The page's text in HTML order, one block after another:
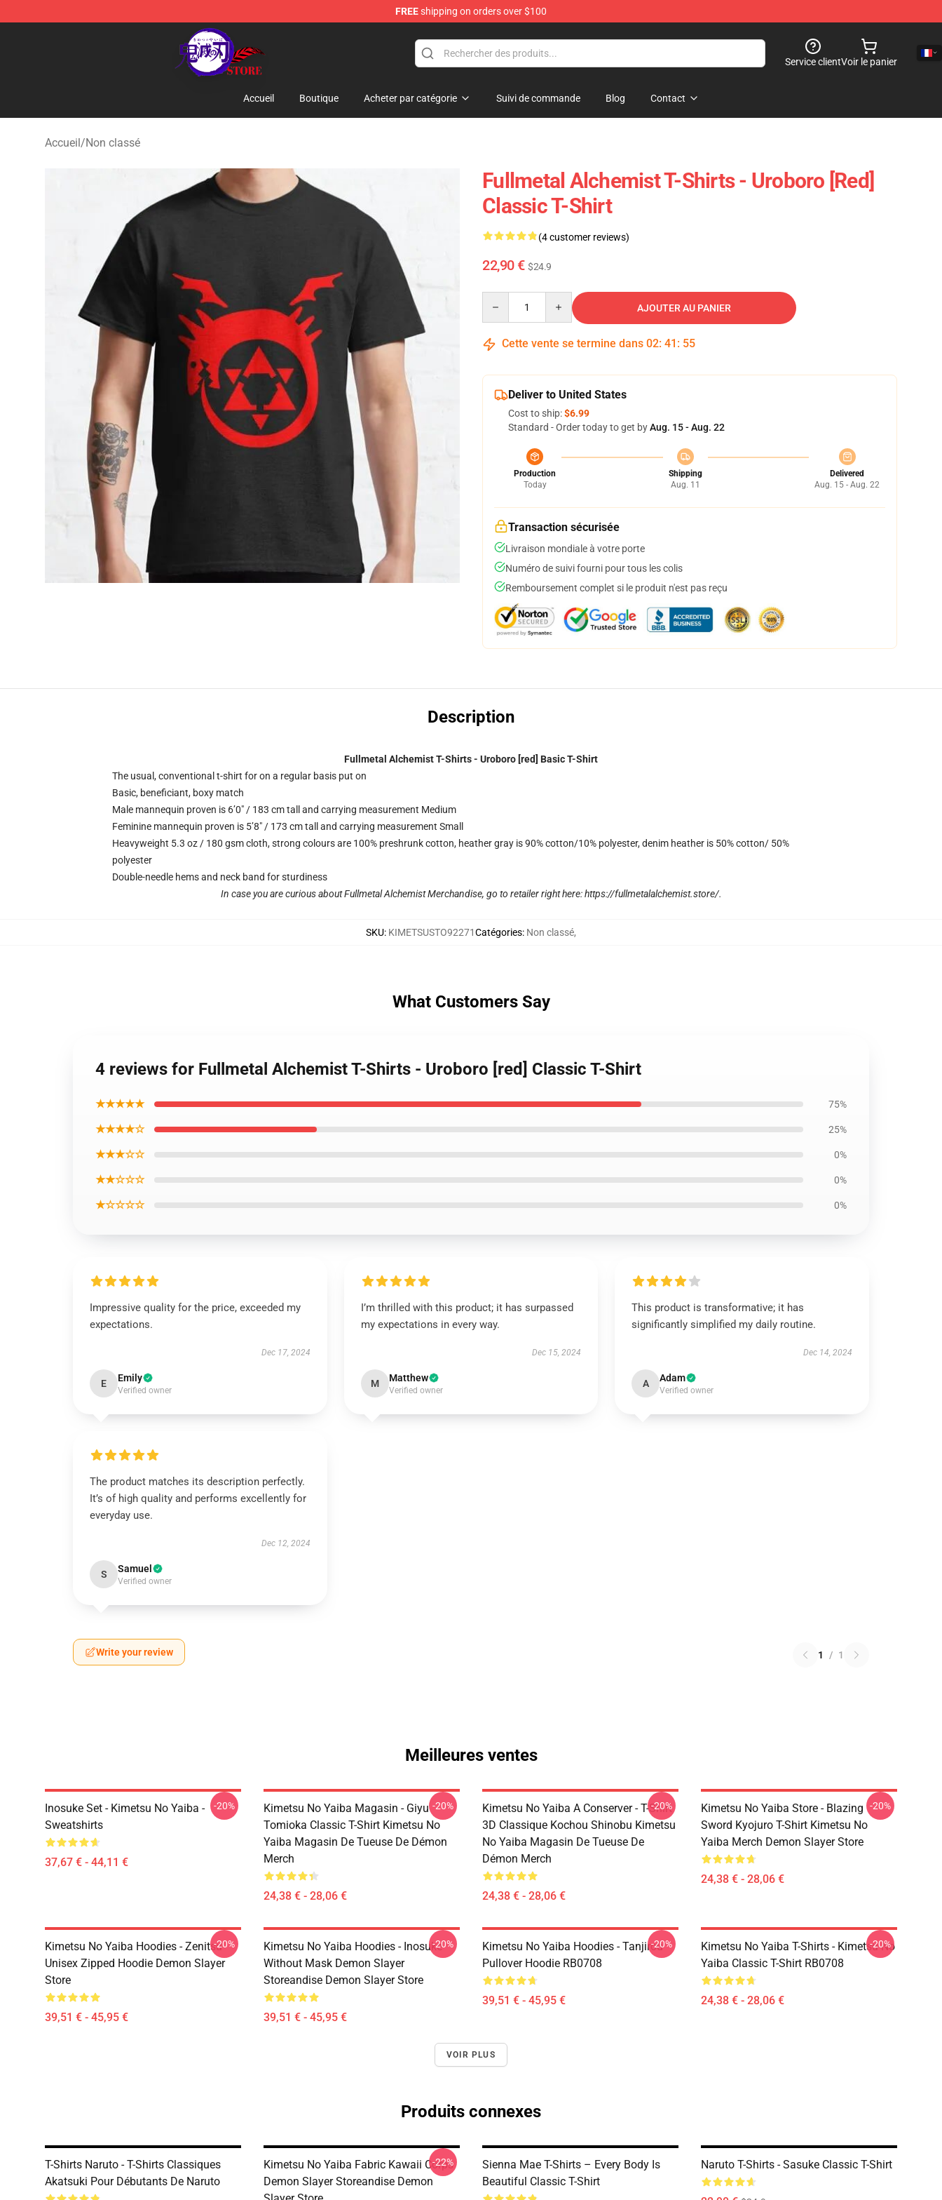
FREEshipping on orders over $100
Kimetsu no Yaiba Store - Official Kimetsu no Yaiba Merchandise Shop
Service clientVoir le panier
Accueil Boutique Acheter par catégorie Suivi de commande Blog Contact
Accueil/Non classé
Fullmetal Alchemist T-Shirts - Uroboro [red]
Classic T-Shirt
(4 customer reviews)
22,90 € $24.9
AJOUTER AU PANIER
Cette vente se termine dans 02: 41 : 55
Deliver to United States
Cost to ship:$6.99
Standard - Order today to get byAug. 15 - Aug. 22
Production
Today
Shipping
Aug. 11
Delivered
Aug. 15 - Aug. 22
Transaction sécurisée
Livraison mondiale à votre porte
Numéro de suivi fourni pour tous les colis
Remboursement complet si le produit n'est pas reçu
Description
Fullmetal Alchemist T-Shirts - Uroboro [red] Basic T-Shirt
The usual, conventional t-shirt for on a regular basis put on
Basic, beneficiant, boxy match
Male mannequin proven is 6’0″ / 183 cm tall and carrying measurement Medium
Feminine mannequin proven is 5’8″ / 173 cm tall and carrying measurement Small
Heavyweight 5.3 oz / 180 gsm cloth, strong colours are 100% preshrunk cotton, heather gray is 90% cotton/10% polyester, denim heather is 50% cotton/ 50%
polyester
Double-needle hems and neck band for sturdiness
In case you are curious about Fullmetal Alchemist Merchandise, go to retailer right here:https://fullmetalalchemist.store/.
SKU: KIMETSUSTO92271Catégories: Non classé,
What Customers Say
4 reviews for Fullmetal Alchemist T-Shirts - Uroboro [red] Classic T-Shirt
★★★★★ 75%
★★★★☆ 25%
★★★☆☆ 0%
★★☆☆☆ 0%
★☆☆☆☆ 0%
Impressive quality for the price, exceeded my
expectations.
Dec 17, 2024
E Emily
Verified owner
I’m thrilled with this product; it has surpassed
my expectations in every way.
Dec 15, 2024
M Matthew
Verified owner
This product is transformative; it has
significantly simplified my daily routine.
Dec 14, 2024
A Adam
Verified owner
The product matches its description perfectly.
It’s of high quality and performs excellently for
everyday use.
Dec 12, 2024
S Samuel
Verified owner
Write your review 1 / 1
Meilleures ventes
Inosuke Set - Kimetsu No Yaiba -
Sweatshirts
37,67 € - 44,11 €
-20%
Kimetsu No Yaiba Magasin - Giyu
Tomioka Classic T-Shirt Kimetsu No
Yaiba Magasin De Tueuse De Démon
Merch
24,38 € - 28,06 €
-20%
Kimetsu No Yaiba A Conserver - T-Shirt
3D Classique Kochou Shinobu Kimetsu
No Yaiba Magasin De Tueuse De
Démon Merch
24,38 € - 28,06 €
-20%
Kimetsu No Yaiba Store - Blazing
Sword Kyojuro T-Shirt Kimetsu No
Yaiba Merch Demon Slayer Store
24,38 € - 28,06 €
-20%
Kimetsu No Yaiba Hoodies - Zenitsu
Unisex Zipped Hoodie Demon Slayer
Store
39,51 € - 45,95 €
-20%
Kimetsu No Yaiba Hoodies - Inosuke
Without Mask Demon Slayer
Storeandise Demon Slayer Store
39,51 € - 45,95 €
-20%
Kimetsu No Yaiba Hoodies - Tanjirou
Pullover Hoodie RB0708
39,51 € - 45,95 €
-20%
Kimetsu No Yaiba T-Shirts - Kimetsu No
Yaiba Classic T-Shirt RB0708
24,38 € - 28,06 €
-20%
VOIR PLUS
Produits connexes
T-Shirts Naruto - T-Shirts Classiques
Akatsuki Pour Débutants De Naruto
Kimetsu No Yaiba Fabric Kawaii Corps
Demon Slayer Storeandise Demon
-22%
Sienna Mae T-Shirts – Every Body Is
Beautiful Classic T-Shirt
Naruto T-Shirts - Sasuke Classic T-Shirt